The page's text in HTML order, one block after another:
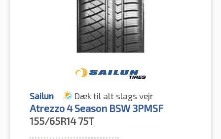
Sailun Dæk til alt slags vejr
Atrezzo 4 Season BSW 3PMSF
155/65R14 75T